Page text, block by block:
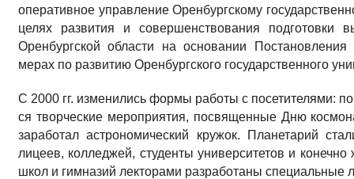
оперативное управ­ление Оренбургскому
целях развития и совершенствования подготовки
Оренбургской области на основании
мерах по раз­витию Оренбургского госу­дарственного
С 2000 гг. изме­нились формы работы с по­сетителями:
ся творческие мероприятия, посвященные Дню
заработал астрономический кружок. Планетарий
лицеев, колледжей, студенты университетов и
школ и гимна­зий лекторами разработаны специальные